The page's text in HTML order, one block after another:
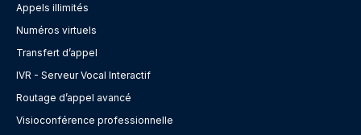
Appels illimités
Numéros virtuels
Transfert d’appel
IVR - Serveur Vocal Interactif
Routage d’appel avancé
Visioconférence professionnelle